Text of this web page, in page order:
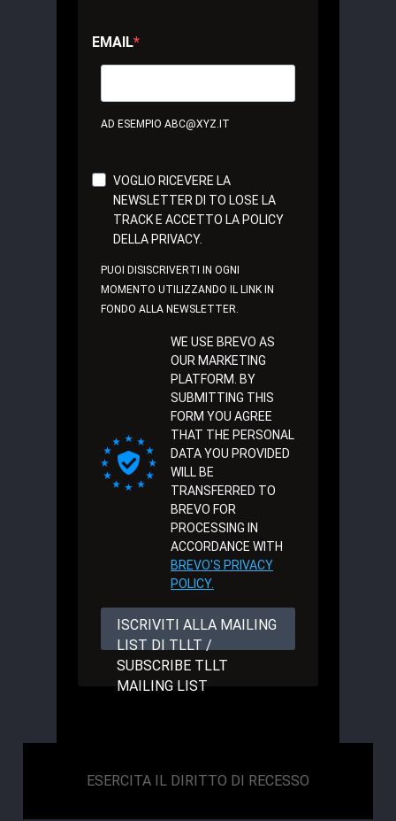
EMAIL
AD ESEMPIO ABC@XYZ.IT
VOGLIO RICEVERE LA
NEWSLETTER DI TO LOSE LA
TRACK E ACCETTO LA POLICY
DELLA PRIVACY.
PUOI DISISCRIVERTI IN OGNI
MOMENTO UTILIZZANDO IL LINK IN
FONDO ALLA NEWSLETTER.
WE USE BREVO AS
OUR MARKETING
PLATFORM. BY
SUBMITTING THIS
FORM YOU AGREE
THAT THE PERSONAL
DATA YOU PROVIDED
WILL BE
TRANSFERRED TO
BREVO FOR
PROCESSING IN
ACCORDANCE WITH
BREVO'S PRIVACY
POLICY.
ISCRIVITI ALLA MAILING
LIST DI TLLT /
SUBSCRIBE TLLT
MAILING LIST
ESERCITA IL DIRITTO DI RECESSO